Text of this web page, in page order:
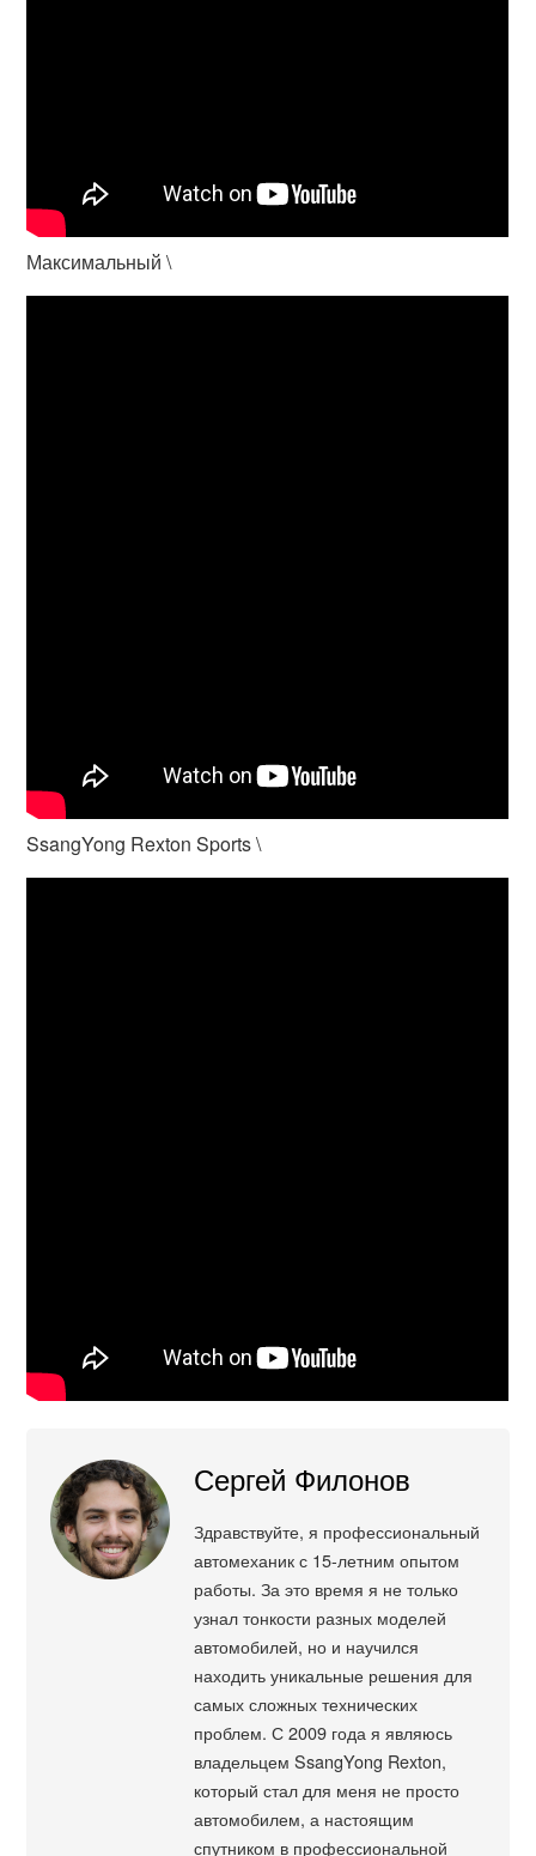
Максимальный \
SsangYong Rexton Sports \
Сергей Филонов
Здравствуйте, я профессиональный
автомеханик с 15-летним опытом
работы. За это время я не только
узнал тонкости разных моделей
автомобилей, но и научился
находить уникальные решения для
самых сложных технических
проблем. С 2009 года я являюсь
владельцем SsangYong Rexton,
который стал для меня не просто
автомобилем, а настоящим
спутником в профессиональной